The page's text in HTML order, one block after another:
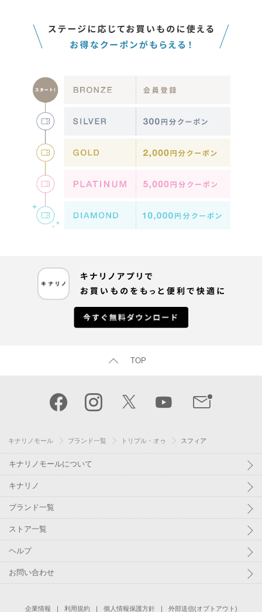
TOP
キナリノモール ブランド一覧 トリプル・オゥ スフィア
キナリノモールについて
キナリノ
ブランド一覧
ストア一覧
ヘルプ
お問い合わせ
企業情報 利用規約 個人情報保護方針 外部送信(オプトアウト)